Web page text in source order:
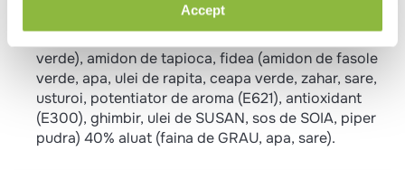
Accept
45% legume (varza, morcovi, ceapa, ciuperci, fasole
verde), amidon de tapioca, fidea (amidon de fasole
verde, apa, ulei de rapita, ceapa verde, zahar, sare,
usturoi, potentiator de aroma (E621), antioxidant
(E300), ghimbir, ulei de SUSAN, sos de SOIA, piper
pudra) 40% aluat (faina de GRAU, apa, sare).